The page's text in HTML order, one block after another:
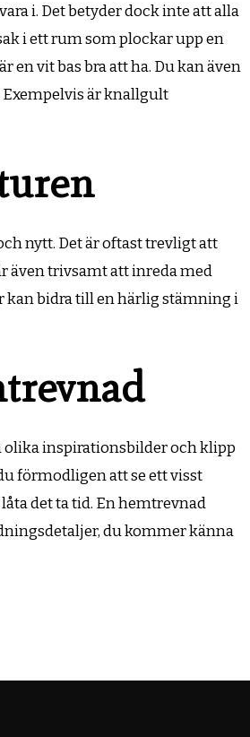
i. Det betyder dock inte att alla
i ett rum som plockar upp en
en vit bas bra att ha. Du kan även
är knallgult
nytt. Det är oftast trevligt att
även trivsamt att inreda med
kan bidra till en härlig stämning i
olika inspirationsbilder och klipp
förmodligen att se ett visst
det ta tid. En hemtrevnad
du kommer känna